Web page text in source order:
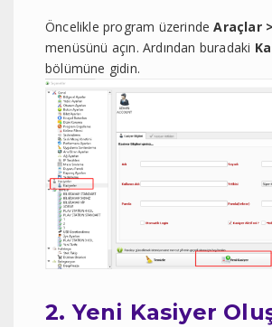
Öncelikle program üzerindeAraçlar
menüsünü açın. Ardından buradaki
bölümüne gidin.
2. Yeni Kasiyer